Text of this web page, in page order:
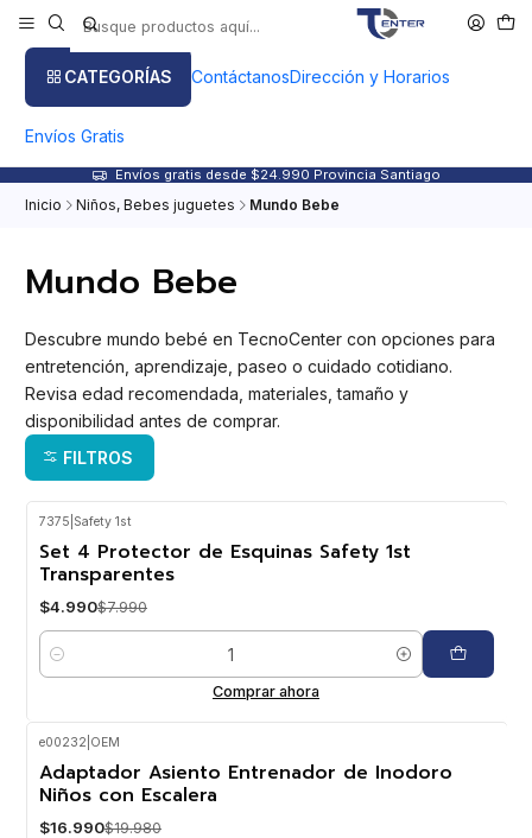
CATEGORÍAS ContáctanosDirección y Horarios
Envíos Gratis
Envíos gratis desde $24.990 Provincia Santiago
Inicio Niños, Bebes juguetes Mundo Bebe
Mundo Bebe
Descubre mundo bebé en TecnoCenter con opciones para
entretención, aprendizaje, paseo o cuidado cotidiano.
Revisa edad recomendada, materiales, tamaño y
disponibilidad antes de comprar.
FILTROS
7375 Safety 1st
Set 4 Protector de Esquinas Safety 1st
Transparentes
$4.990$7.990
Cantidad
Comprar ahora
-15% OFF
e00232 OEM
Adaptador Asiento Entrenador de Inodoro
Niños con Escalera
$16.990$19.980